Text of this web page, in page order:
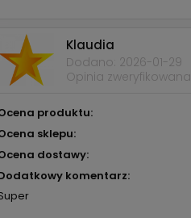
Klaudia
Dodano: 2026-01-29
Opinia zweryfikowana
produktu:
sklepu:
dostawy:
komentarz: